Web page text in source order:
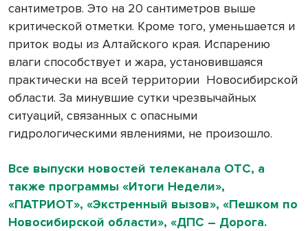
сантиметров. Это на 20 сантиметров выше
критической отметки. Кроме того, уменьшается и
приток воды из Алтайского края. Испарению
влаги способствует и жара, установившаяся
практически на всей территории Новосибирской
области. За минувшие сутки чрезвычайных
ситуаций, связанных с опасными
гидрологическими явлениями, не произошло.
Все выпуски новостей телеканала ОТС, а
также программы «Итоги Недели»,
«ПАТРИОТ», «Экстренный вызов», «Пешком по
Новосибирской области», «ДПС – Дорога.